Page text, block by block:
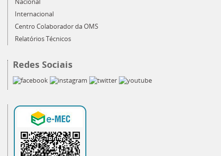
Nacional
Internacional
Centro Colaborador da OMS
Relatórios Técnicos
Redes Sociais